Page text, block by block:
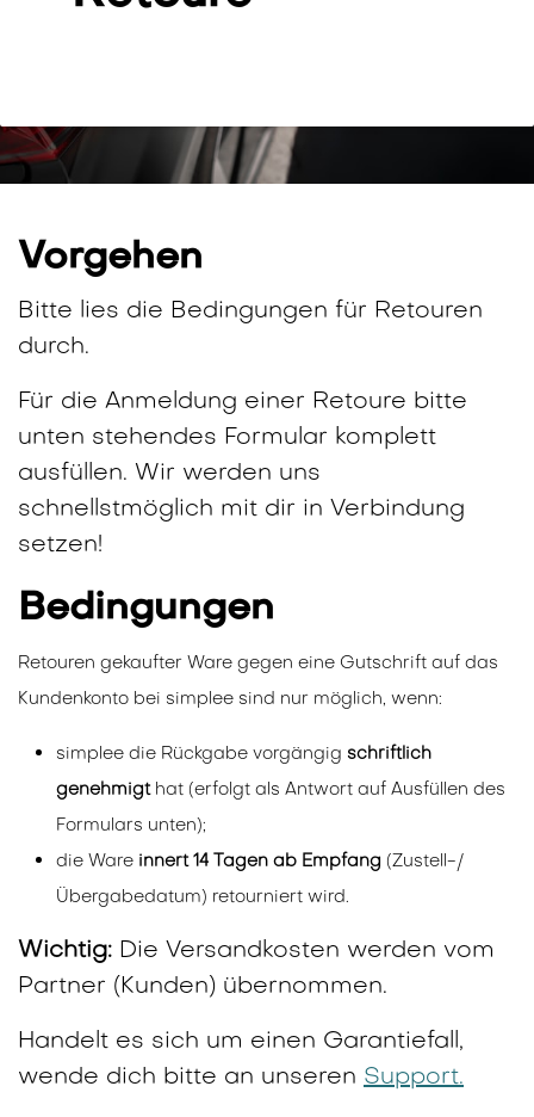
Vorgehen
Bitte lies die Bedingungen für Retouren
durch.
Für die Anmeldung einer Retoure bitte
unten stehendes Formular komplett
ausfüllen. Wir werden uns
schnellstmöglich mit dir in Verbindung
setzen!
Bedingungen
Retouren gekaufter Ware gegen eine Gutschrift auf das
Kundenkonto bei simplee sind nur möglich, wenn:
simplee die Rückgabe vorgängig schriftlich
genehmigthat (erfolgt als Antwort auf Ausfüllen des
Formulars unten);
die Ware innert 14 Tagen ab Empfang (Zustell-/
Übergabedatum) retourniert wird.
Wichtig: Die Versandkosten werden vom
Partner (Kunden) übernommen.
Handelt es sich um einen Garantiefall,
wende dich bitte an unseren Support.